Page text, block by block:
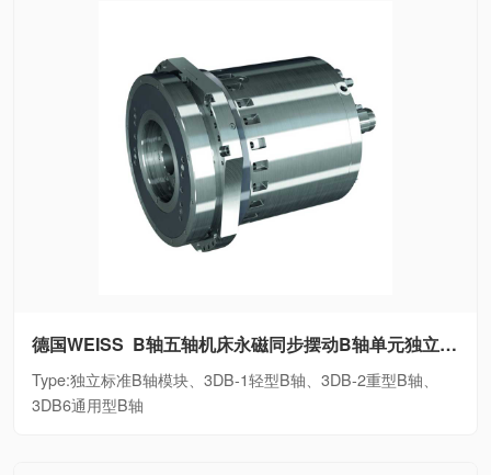
德国WEISS B轴五轴机床永磁同步摆动B轴单元独立标准B轴模块、3DB-1轻型B轴、3DB-2重型B轴、3DB6通用型B轴
Type:独立标准B轴模块、3DB-1轻型B轴、3DB-2重型B轴、
3DB6通用型B轴